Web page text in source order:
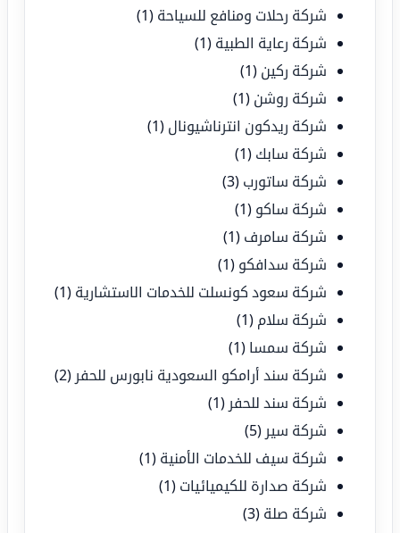
شركة رحلات ومنافع للسياحة (1)
شركة رعاية الطبية (1)
شركة ركين (1)
شركة روشن (1)
شركة ريدكون انترناشيونال (1)
شركة سابك (1)
شركة ساتورب (3)
شركة ساكو (1)
شركة سامرف (1)
شركة سدافكو (1)
شركة سعود كونسلت للخدمات الاستشارية (1)
شركة سلام (1)
شركة سمسا (1)
شركة سند أرامكو السعودية نابورس للحفر (2)
شركة سند للحفر (1)
شركة سير (5)
شركة سيف للخدمات الأمنية (1)
شركة صدارة للكيميائيات (1)
شركة صلة (3)